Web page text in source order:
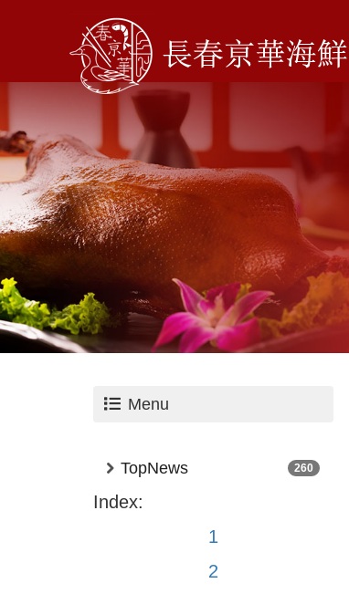
Menu
TopNews 260
Index:
1
2